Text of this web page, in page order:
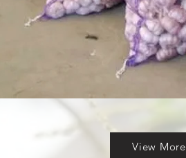
View More